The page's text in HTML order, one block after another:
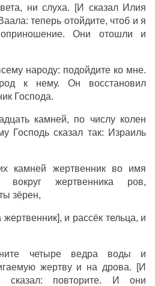
ни слуха. [И сказал Илия
теперь отойдите, чтоб и я
Они отошли и
народу: подойдите ко мне.
к нему. Он восстановил
Господа.
камней, по числу колен
Господь сказал так: Израиль
камней жертвенник во имя
жертвенника ров,
зёрен,
и рассёк тельца, и
четыре ведра воды и
жертву и на дрова. [И
сказал: повторите. И они